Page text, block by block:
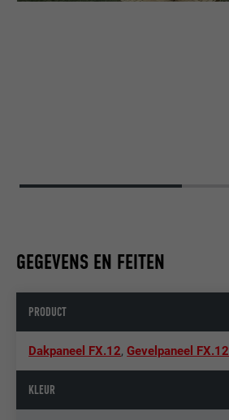
GEGEVENS EN FEITEN
PRODUCT
Dakpaneel FX.12,Gevelpaneel FX.12
KLEUR